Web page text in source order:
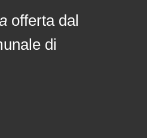
offerta dal
di